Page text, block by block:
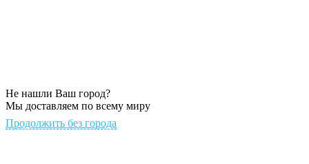
Не нашли Ваш город?
Мы доставляем по всему миру
Продолжить без города